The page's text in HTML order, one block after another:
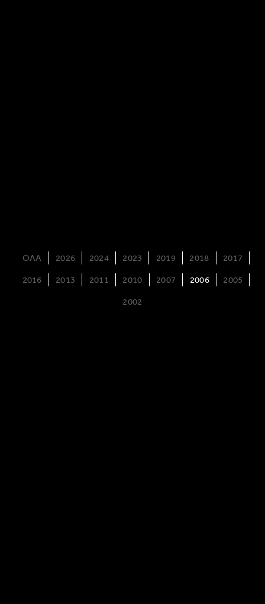
ΟΛΑ 2026 2024 2023 2019 2018
2017
2016
2013 2011 2010 2007 2006
2005
2002